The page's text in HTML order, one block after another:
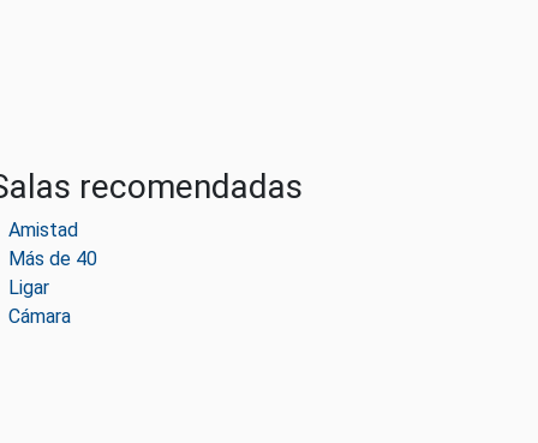
recomendadas
Amistad
Más de 40
Ligar
Cámara